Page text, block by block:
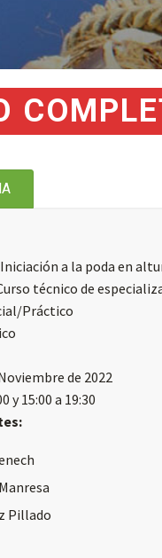
Iniciación a la poda en
técnico de
Práctico
de 2022
y 15:00 a 19:30
Pillado